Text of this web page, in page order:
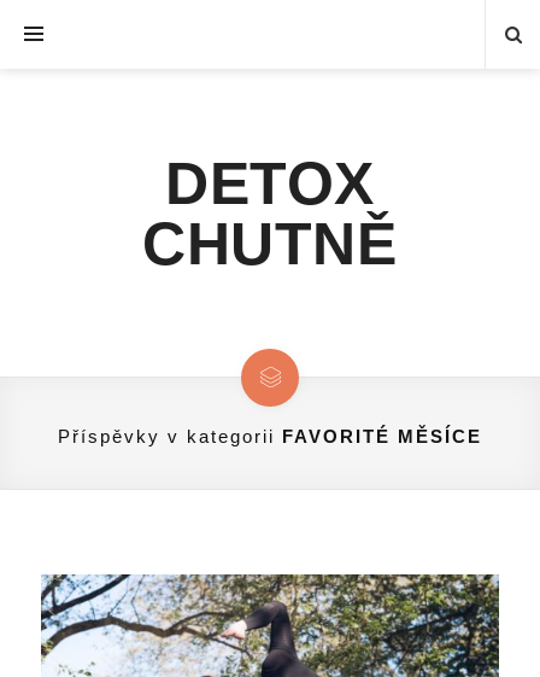
DETOX
CHUTNĚ
Příspěvky v kategorii FAVORITÉ MĚSÍCE